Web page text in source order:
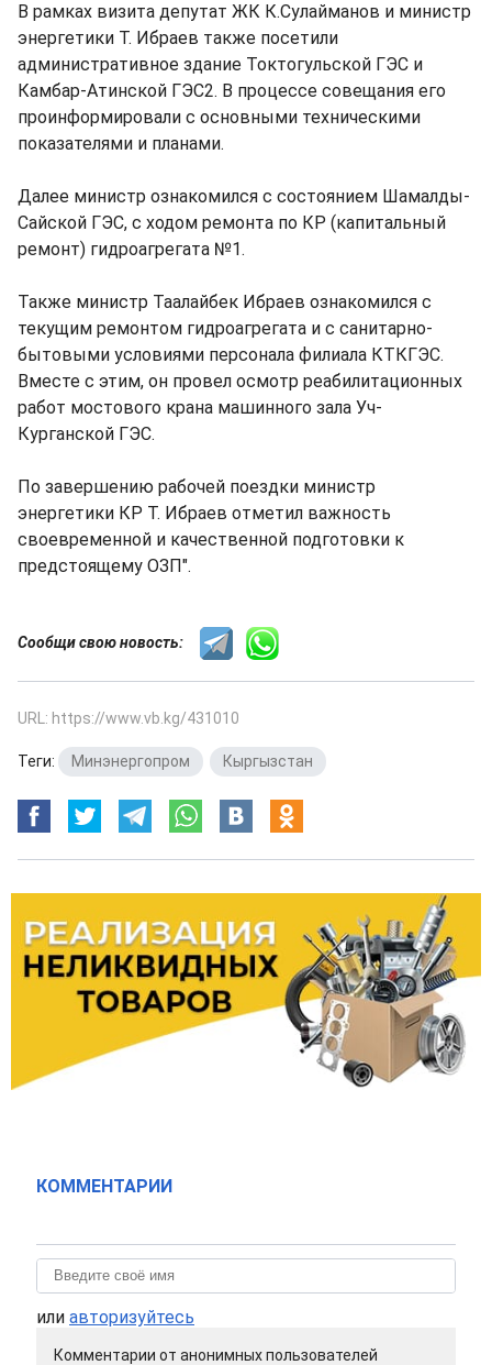
В рамках визита депутат ЖК К.Сулайманов и министр
энергетики Т. Ибраев также посетили
административное здание Токтогульской ГЭС и
Камбар-Атинской ГЭС2. В процессе совещания его
проинформировали с основными техническими
показателями и планами.
Далее министр ознакомился с состоянием Шамалды-
Сайской ГЭС, с ходом ремонта по КР (капитальный
ремонт) гидроагрегата №1.
Также министр Таалайбек Ибраев ознакомился с
текущим ремонтом гидроагрегата и с санитарно-
бытовыми условиями персонала филиала КТКГЭС.
Вместе с этим, он провел осмотр реабилитационных
работ мостового крана машинного зала Уч-
Курганской ГЭС.
По завершению рабочей поездки министр
энергетики КР Т. Ибраев отметил важность
своевременной и качественной подготовки к
предстоящему ОЗП".
Сообщи свою новость:
URL: https://www.vb.kg/431010
Теги: Минэнергопром Кыргызстан
КОММЕНТАРИИ
или авторизуйтесь
Комментарии от анонимных пользователей